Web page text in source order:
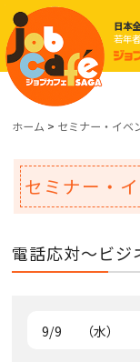
日本
若年
ホーム > セミナー・イベ
セミナー・
電話応対～ビジ
9/9 （水）